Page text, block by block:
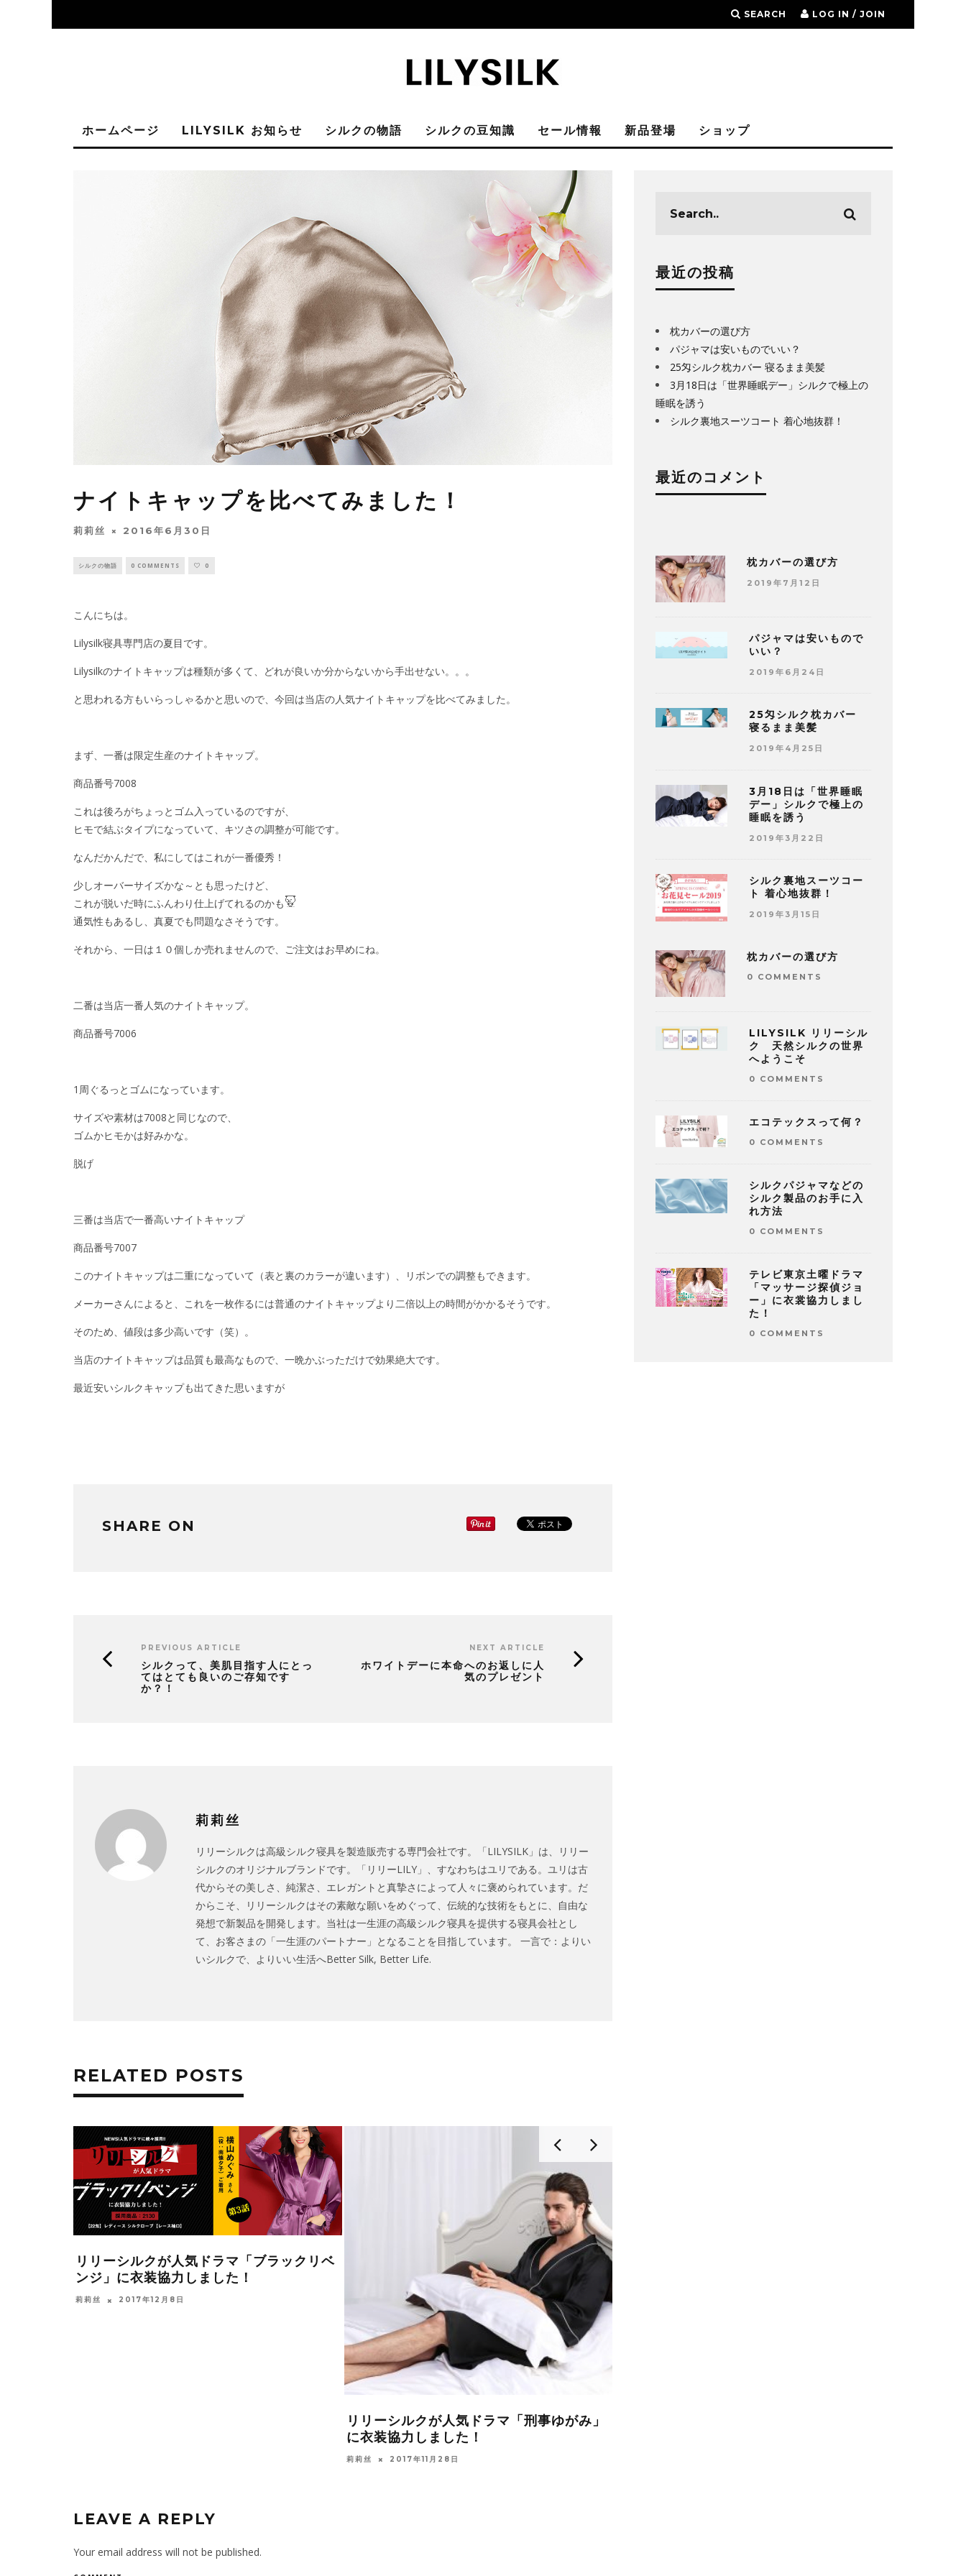
SEARCH LOG IN / JOIN
ホームページ LILYSILK お知らせ シルクの物語 シルクの豆知識 セール情報 新品登場 ショップ
ナイトキャップを比べてみました！
莉莉丝 2016年6月30日
シルクの物語 0 COMMENTS 0
こんにちは。
Lilysilk寝具専門店の夏目です。
Lilysilkのナイトキャップは種類が多くて、どれが良いか分からないから手出せない。。。
と思われる方もいらっしゃるかと思いので、今回は当店の人気ナイトキャップを比べてみました。
まず、一番は限定生産のナイトキャップ。
商品番号7008
これは後ろがちょっとゴム入っているのですが、
ヒモで結ぶタイプになっていて、キツさの調整が可能です。
なんだかんだで、私にしてはこれが一番優秀！
少しオーバーサイズかな～とも思ったけど、
これが脱いだ時にふんわり仕上げてれるのかも
通気性もあるし、真夏でも問題なさそうです。
それから、一日は１０個しか売れませんので、ご注文はお早めにね。
二番は当店一番人気のナイトキャップ。
商品番号7006
1周ぐるっとゴムになっています。
サイズや素材は7008と同じなので、
ゴムかヒモかは好みかな。
脱げ
三番は当店で一番高いナイトキャップ
商品番号7007
このナイトキャップは二重になっていて（表と裏のカラーが違います）、リボンでの調整もできます。
メーカーさんによると、これを一枚作るには普通のナイトキャップより二倍以上の時間がかかるそうです。
そのため、値段は多少高いです（笑）。
当店のナイトキャップは品質も最高なもので、一晩かぶっただけで効果絶大です。
最近安いシルクキャップも出てきた思いますが
SHARE ON
PREVIOUS ARTICLE
シルクって、美肌目指す人にとっ
てはとても良いのご存知です
か？！
NEXT ARTICLE
ホワイトデーに本命へのお返しに人
気のプレゼント
莉莉丝
リリーシルクは高級シルク寝具を製造販売する専門会社です。「LILYSILK」は、リリー
シルクのオリジナルブランドです。「リリーLILY」、すなわちはユリである。ユリは古
代からその美しさ、純潔さ、エレガントと真摯さによって人々に褒められています。だ
からこそ、リリーシルクはその素敵な願いをめぐって、伝統的な技術をもとに、自由な
発想で新製品を開発します。当社は一生涯の高級シルク寝具を提供する寝具会社とし
て、お客さまの「一生涯のパートナー」となることを目指しています。 一言で：よりい
いシルクで、よりいい生活へBetter Silk, Better Life.
RELATED POSTS
リリーシルクが人気ドラマ「ブラックリベ
ンジ」に衣装協力しました！
莉莉丝 2017年12月8日
リリーシルクが人気ドラマ「刑事ゆがみ」
に衣装協力しました！
莉莉丝 2017年11月28日
LEAVE A REPLY
Your email address will not be published.
最近の投稿
枕カバーの選び方
パジャマは安いものでいい？
25匁シルク枕カバー 寝るまま美髪
3月18日は「世界睡眠デー」シルクで極上の
睡眠を誘う
シルク裏地スーツコート 着心地抜群！
最近のコメント
枕カバーの選び方
2019年7月12日
パジャマは安いもので
いい？
2019年6月24日
25匁シルク枕カバー
寝るまま美髪
2019年4月25日
3月18日は「世界睡眠
デー」シルクで極上の
睡眠を誘う
2019年3月22日
シルク裏地スーツコー
ト 着心地抜群！
2019年3月15日
枕カバーの選び方
0 COMMENTS
LILYSILK リリーシル
ク 天然シルクの世界
へようこそ
0 COMMENTS
エコテックスって何？
0 COMMENTS
シルクパジャマなどの
シルク製品のお手に入
れ方法
0 COMMENTS
テレビ東京土曜ドラマ
「マッサージ探偵ジョ
ー」に衣裳協力しまし
た！
0 COMMENTS